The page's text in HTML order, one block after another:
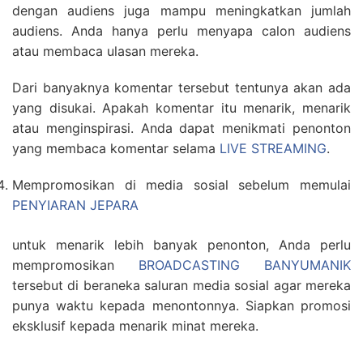
dengan audiens juga mampu meningkatkan jumlah
audiens. Anda hanya perlu menyapa calon audiens
atau membaca ulasan mereka.
Dari banyaknya komentar tersebut tentunya akan ada
yang disukai. Apakah komentar itu menarik, menarik
atau menginspirasi. Anda dapat menikmati penonton
yang membaca komentar selama LIVE STREAMING.
Mempromosikan di media sosial sebelum memulai
PENYIARAN JEPARA
untuk menarik lebih banyak penonton, Anda perlu
mempromosikan BROADCASTING BANYUMANIK
tersebut di beraneka saluran media sosial agar mereka
punya waktu kepada menontonnya. Siapkan promosi
eksklusif kepada menarik minat mereka.